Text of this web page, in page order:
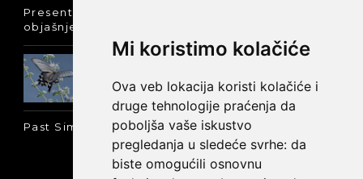
Mi koristimo kolačiće
Ova veb lokacija koristi kolačiće i
druge tehnologije praćenja da
poboljša vaše iskustvo
pregledanja u sledeće svrhe: da
biste omogućili osnovnu
Present Perfect Simple - najjednostavnije
objašnjenje :-)
Past Simple i Past Continuous - razlika